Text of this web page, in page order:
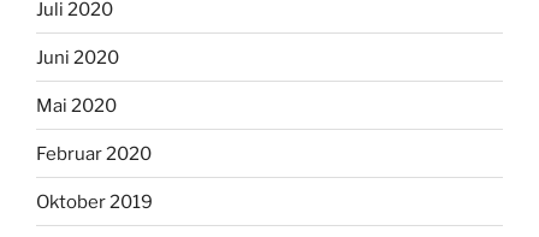
Juli 2020
Juni 2020
Mai 2020
Februar 2020
Oktober 2019